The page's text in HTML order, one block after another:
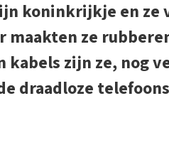
koninkrijkje en
ze
zijn ze, nog
draadloze